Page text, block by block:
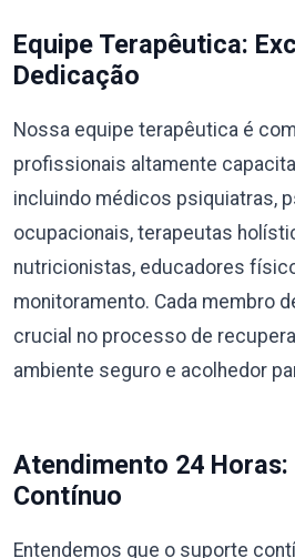
Equipe Terapêutica:
Dedicação
Nossa equipe terapêutica é
profissionais altamente
incluindo médicos psiquiatras,
ocupacionais, terapeutas
nutricionistas, educadores
monitoramento. Cada membro
crucial no processo de
ambiente seguro e acolhedor
Atendimento 24
Contínuo
Entendemos que o suporte